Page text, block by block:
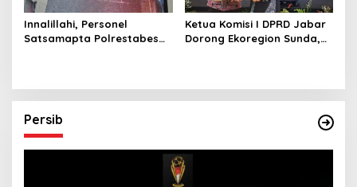
Innalillahi, Personel
Satsamapta Polrestabes
Ketua Komisi I DPRD Jabar
Dorong Ekoregion Sunda,
Persib